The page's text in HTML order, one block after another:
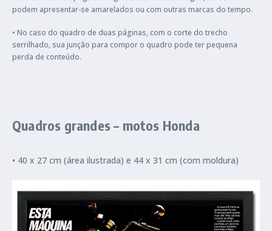
podem apresentar-se amarelados ou com outras marcas do tempo.
• No caso do quadro de duas páginas, com o corte do trecho
serrilhado, sua junção para compor o quadro pode ter pequena
perda de conteúdo.
Quadros grandes – motos Honda
• 40 x 27 cm (área ilustrada) e 44 x 31 cm (com moldura)